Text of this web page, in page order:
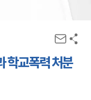
학교폭력 처분